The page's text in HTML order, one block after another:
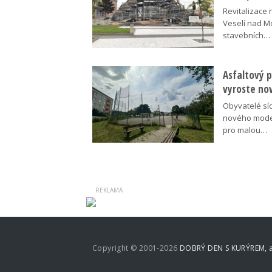
Revitalizace
Veselí nad
stavebních…
Asfaltový
vyroste
Obyvatelé
nového
pro malou…
Copyright © 2001-2026 DOBRÝ DEN S